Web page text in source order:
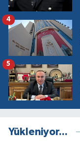
4
5
Yükleniyor...